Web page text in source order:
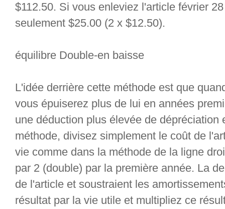
$112.50. Si vous enleviez l'article février
seulement $25.00 (2 x $12.50).
équilibre Double-en baisse
L'idée derrière cette méthode est que
vous épuiserez plus de lui en années
une déduction plus élevée de
méthode, divisez simplement le coût de
vie comme dans la méthode de la ligne
par 2 (double) par la première année. La
de l'article et soustraient les
résultat par la vie utile et multipliez ce